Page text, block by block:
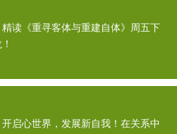
读《重寻客体与重建自体》周五下
启心世界，发展新自我！在关系中